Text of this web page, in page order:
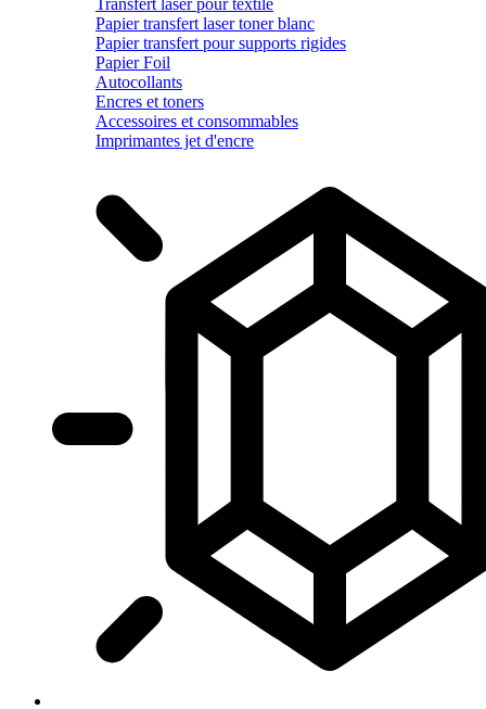
Papier transfert laser toner blanc
Papier transfert pour supports rigides
Papier Foil
Autocollants
Encres et toners
Accessoires et consommables
Imprimantes jet d'encre